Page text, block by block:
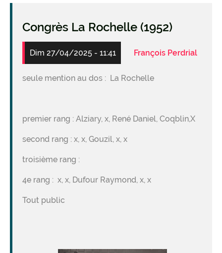
Congrès La Rochelle (1952)
Dim 27/04/2025 - 11:41 François Perdrial
seule mention au dos : La Rochelle
premier rang : Alziary, x, René Daniel, Coqblin,X
second rang : x, x, Gouzil, x, x
troisième rang :
4e rang : x, x, Dufour Raymond, x, x
Tout public